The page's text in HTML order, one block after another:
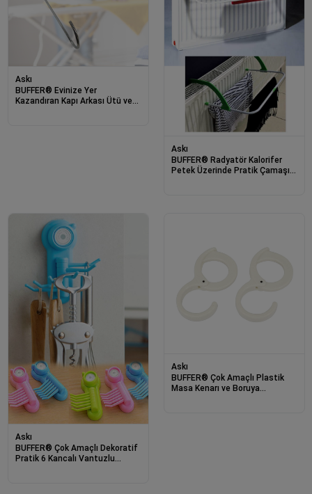
Askı
BUFFER® Evinize Yer
Kazandıran Kapı Arkası Ütü ve
Askı
BUFFER® Radyatör Kalorifer
Petek Üzerinde Pratik Çamaşır
Askı
BUFFER® Çok Amaçlı Dekoratif
Pratik 6 Kancalı Vantuzlu
Askı
BUFFER® Çok Amaçlı Plastik
Masa Kenarı ve Boruya